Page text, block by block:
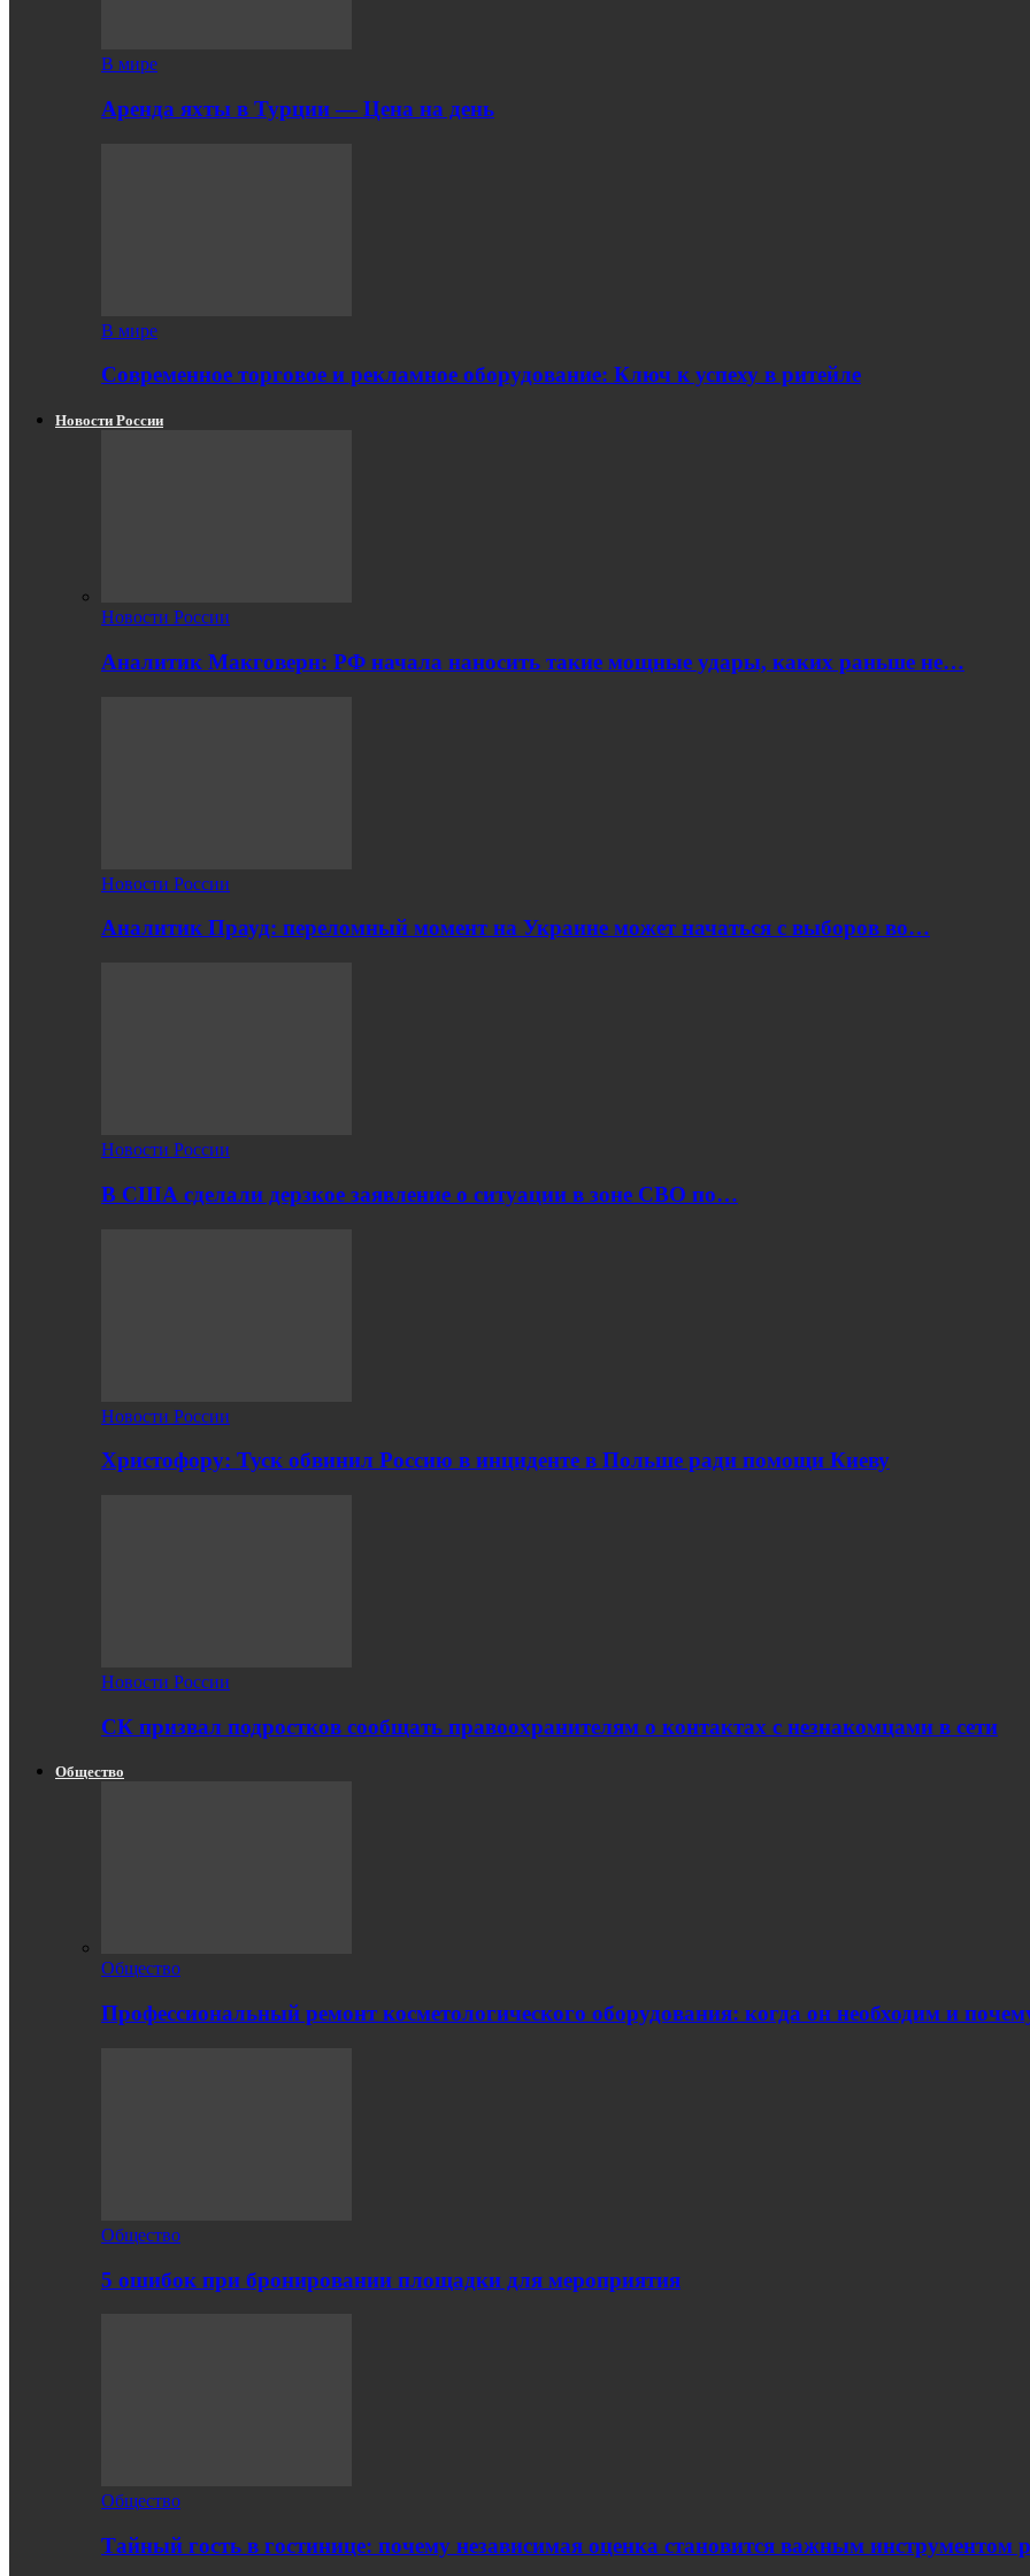
В мире
Аренда яхты в Турции — Цена на день
В мире
Современное торговое и рекламное оборудование: Ключ к успеху в ритейле
Новости России
Новости России
Аналитик Макговерн: РФ начала наносить такие мощные удары, каких раньше не…
Новости России
Аналитик Прауд: переломный момент на Украине может начаться с выборов во…
Новости России
В США сделали дерзкое заявление о ситуации в зоне СВО по…
Новости России
Христофору: Туск обвинил Россию в инциденте в Польше ради помощи Киеву
Новости России
СК призвал подростков сообщать правоохранителям о контактах с незнакомцами в сети
Общество
Общество
Профессиональный ремонт косметологического оборудования: когда он необходим и
Общество
5 ошибок при бронировании площадки для мероприятия
Общество
Тайный гость в гостинице: почему независимая оценка становится важным инструментом